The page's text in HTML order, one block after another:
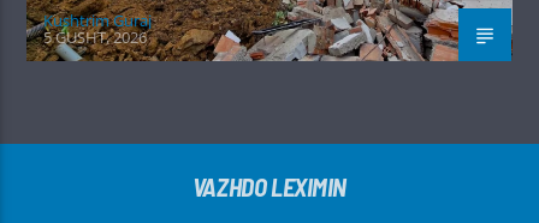
Kushtrim Guraj
5 GUSHT, 2026
VAZHDO LEXIMIN